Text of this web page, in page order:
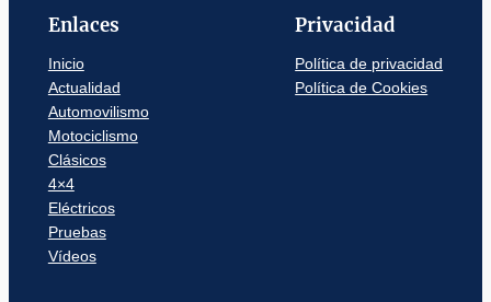
Enlaces
Inicio
Actualidad
Automovilismo
Motociclismo
Clásicos
4×4
Eléctricos
Pruebas
Vídeos
Privacidad
Política de privacidad
Política de Cookies